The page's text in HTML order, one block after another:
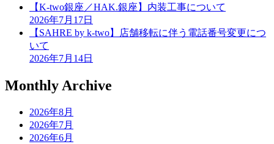
【K-two銀座／HAK.銀座】内装工事について
2026年7月17日
【SAHRE by k-two】店舗移転に伴う電話番号変更につ
いて
2026年7月14日
Monthly Archive
2026年8月
2026年7月
2026年6月